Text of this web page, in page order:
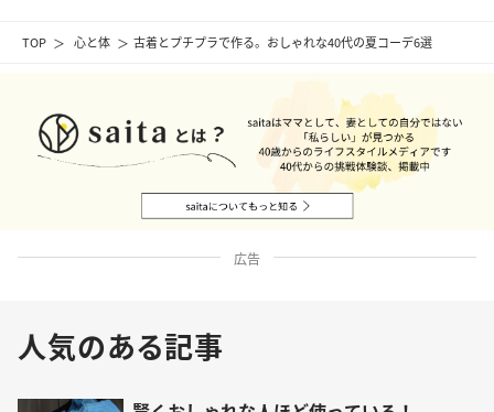
TOP 心と体 古着とプチプラで作る。おしゃれな40代の夏コーデ6選
広告
人気のある記事